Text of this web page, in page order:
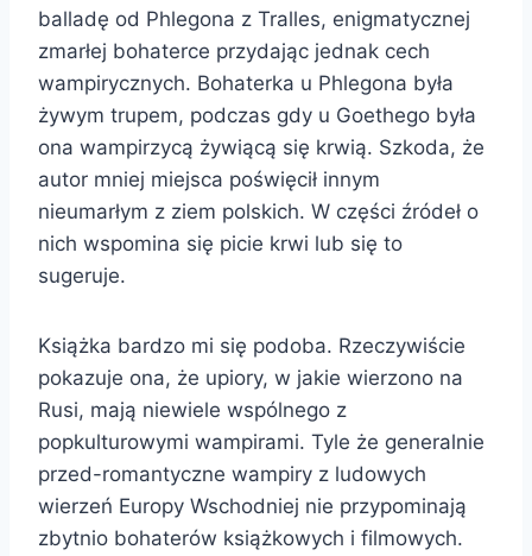
balladę od Phlegona z Tralles, enigmatycznej
zmarłej bohaterce przydając jednak cech
wampirycznych. Bohaterka u Phlegona była
żywym trupem, podczas gdy u Goethego była
ona wampirzycą żywiącą się krwią. Szkoda, że
autor mniej miejsca poświęcił innym
nieumarłym z ziem polskich. W części źródeł o
nich wspomina się picie krwi lub się to
sugeruje.
Książka bardzo mi się podoba. Rzeczywiście
pokazuje ona, że upiory, w jakie wierzono na
Rusi, mają niewiele wspólnego z
popkulturowymi wampirami. Tyle że generalnie
przed-romantyczne wampiry z ludowych
wierzeń Europy Wschodniej nie przypominają
zbytnio bohaterów książkowych i filmowych.